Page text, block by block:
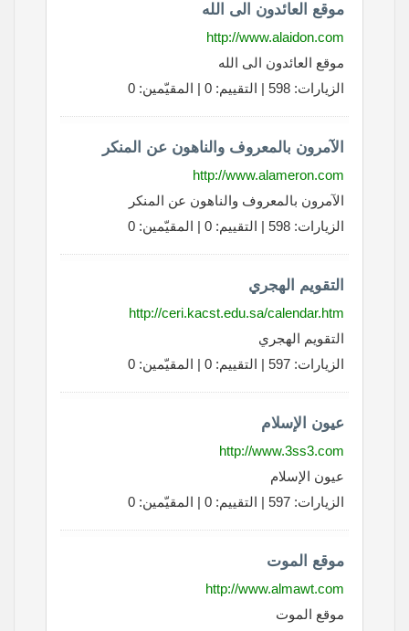
موقع العائدون الى الله
http://www.alaidon.com
موقع العائدون الى الله
الزيارات: 598 | التقييم: 0 | المقيّمين: 0
الآمرون بالمعروف والناهون عن المنكر
http://www.alameron.com
الآمرون بالمعروف والناهون عن المنكر
الزيارات: 598 | التقييم: 0 | المقيّمين: 0
التقويم الهجري
http://ceri.kacst.edu.sa/calendar.htm
التقويم الهجري
الزيارات: 597 | التقييم: 0 | المقيّمين: 0
عيون الإسلام
http://www.3ss3.com
عيون الإسلام
الزيارات: 597 | التقييم: 0 | المقيّمين: 0
موقع الموت
http://www.almawt.com
موقع الموت